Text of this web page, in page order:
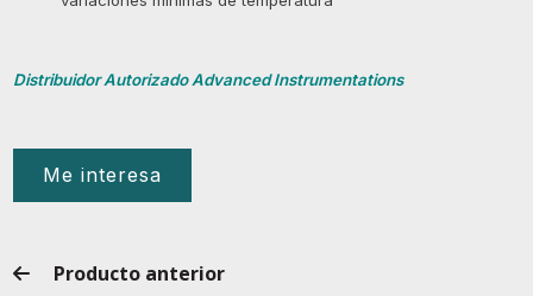
Distribuidor Autorizado Advanced Instrumentations
Me interesa
Producto anterior